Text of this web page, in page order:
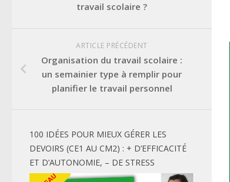
travail scolaire ?
ARTICLE PRÉCÉDENT
Organisation du travail scolaire :
un semainier type à remplir pour
planifier le travail personnel
100 IDÉES POUR MIEUX GÉRER LES
DEVOIRS (CE1 AU CM2) : + D’EFFICACITÉ
ET D’AUTONOMIE, – DE STRESS